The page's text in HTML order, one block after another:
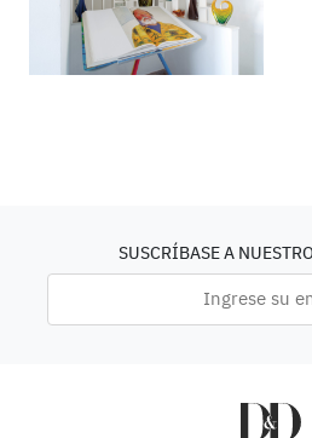
SUSCRÍBASE A